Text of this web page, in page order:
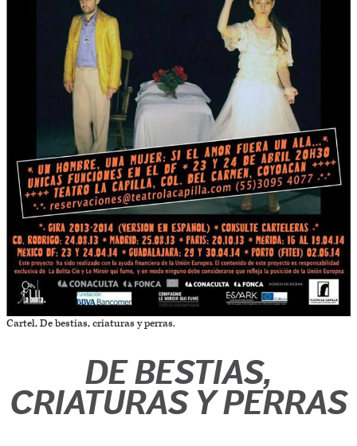
Cartel, De bestias, criaturas y perras.
DE BESTIAS,
CRIATURAS Y PERRAS